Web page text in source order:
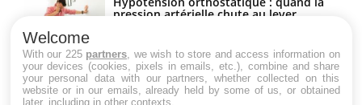
pression artérielle chute au lever
Drépanocytose : une déformation des
globules rouges aux conséquences
graves
Welcome
With our 225 partners , we wish to store and access information on
your devices (cookies, pixels in emails, etc.), combine and share
your personal data with our partners, whether collected on this
website or in our emails, already held by some of us, or obtained
later, including in other contexts.